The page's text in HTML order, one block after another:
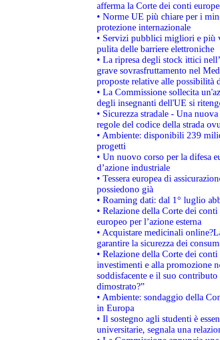
afferma la Corte dei conti
• Norme UE più chiare per i
protezione internazionale
• Servizi pubblici migliori e più
pulita delle barriere elettroniche
• La ripresa degli stock ittici
grave sovrasfruttamento nel
proposte relative alle possibilità
• La Commissione sollecita
degli insegnanti dell'UE si
• Sicurezza stradale - Una
regole del codice della strada
• Ambiente: disponibili 239
progetti
• Un nuovo corso per la difesa
d’azione industriale
• Tessera europea di
possiedono già
• Roaming dati: dal 1° luglio
• Relazione della Corte dei
europeo per l’azione esterna
• Acquistare medicinali
garantire la sicurezza dei
• Relazione della Corte dei
investimenti e alla promozione
soddisfacente e il suo
dimostrato?”
• Ambiente: sondaggio della
in Europa
• Il sostegno agli studenti è
universitarie, segnala una